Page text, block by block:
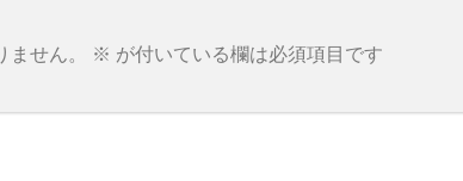
せん。 ※ が付いている欄は必須項目です